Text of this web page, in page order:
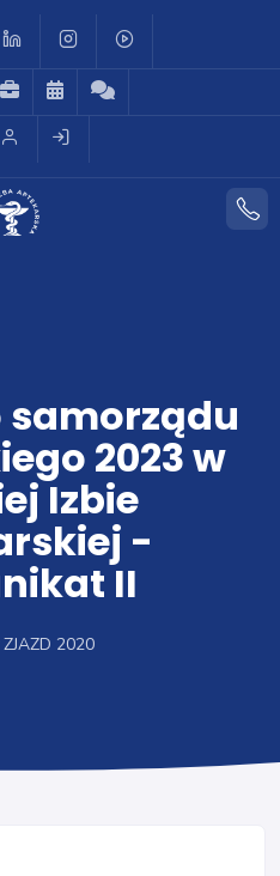
2023 w
Izbie
-
II
ZJAZD 2020